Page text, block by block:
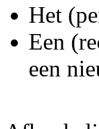
Het
Een
een